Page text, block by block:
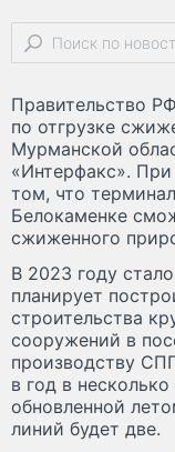
Правительство
по отгрузке
Мурманской
«Интерфакс».
том, что
Белокаменке
сжиженного
В 2023 году
планирует
строительства
сооружений в
производству
в год в
обновленной
линий будет две.